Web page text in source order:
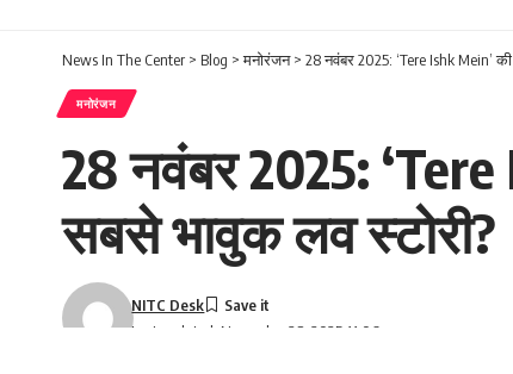
News In The Center > Blog >मनोरंजन> 28 नवंबर 2025: ‘Tere Ishk Mein’
मनोरंजन
28 नवंबर 2025:
सबसे भावुक लव स्टोरी?
Last updated: November 28, 2025 11:06 am
NITC Desk